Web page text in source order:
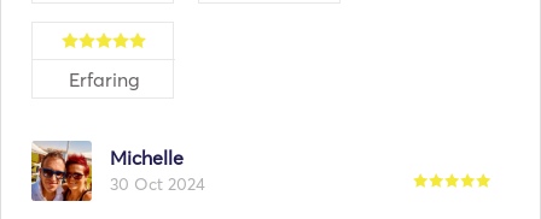
Erfaring
Michelle
30 Oct 2024